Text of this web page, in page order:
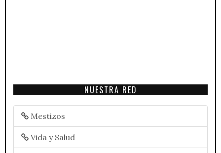
NUESTRA RED
Mestizos
Vida y Salud